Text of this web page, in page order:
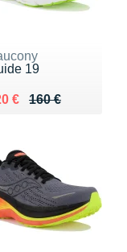
19
160 €
lieu de 160 €
€ 120 €